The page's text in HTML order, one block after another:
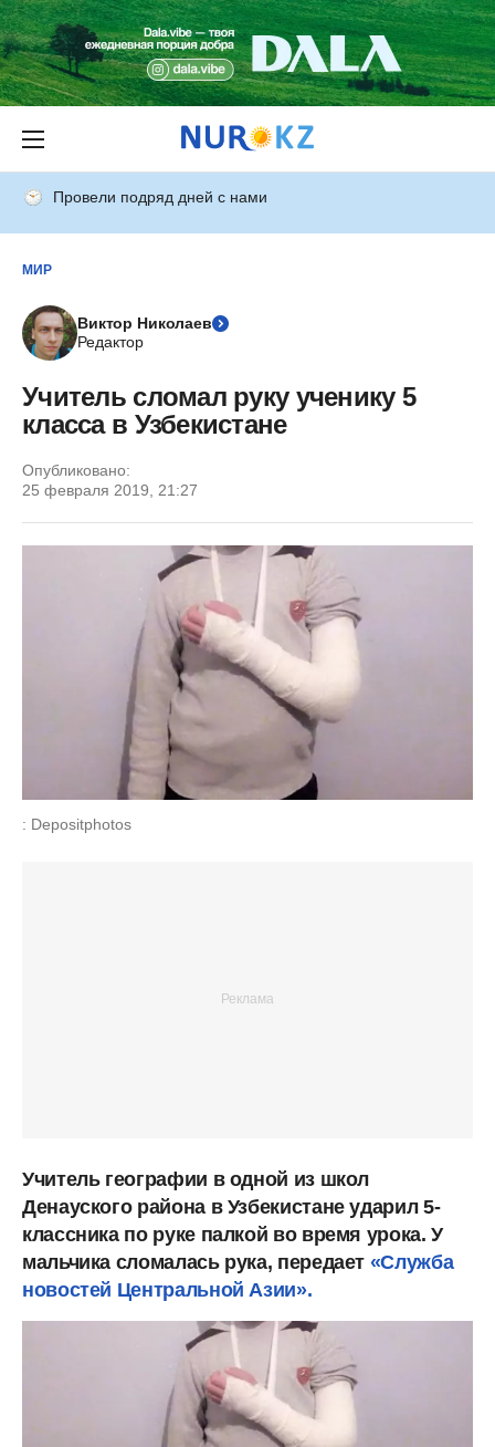
Провели подряд дней с нами
МИР
Виктор Николаев
Редактор
Учитель сломал руку ученику 5
класса в Узбекистане
Опубликовано:
25 февраля 2019, 21:27
: Depositphotos
Учитель географии в одной из школ
Денауского района в Узбекистане ударил 5-
классника по руке палкой во время урока. У
мальчика сломалась рука, передает «Служба
новостей Центральной Азии».